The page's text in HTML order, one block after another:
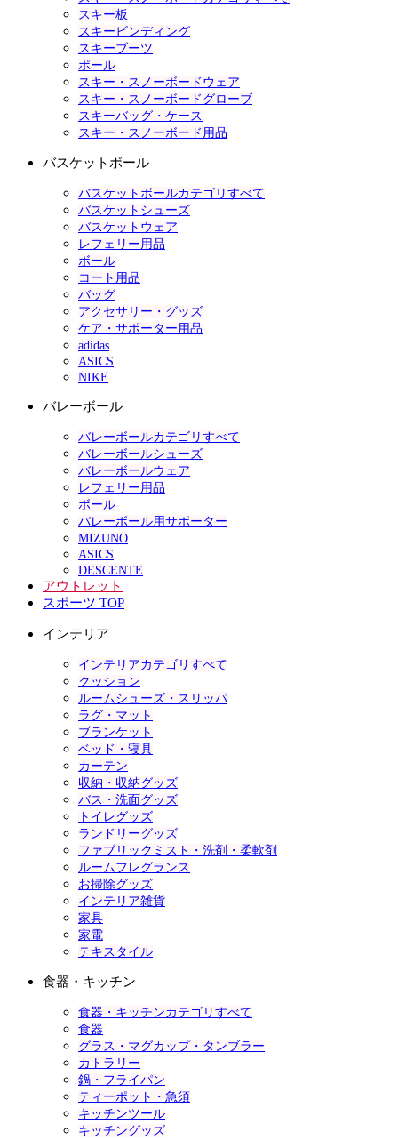
スキー板
スキービンディング
スキーブーツ
ポール
スキー・スノーボードウェア
スキー・スノーボードグローブ
スキーバッグ・ケース
スキー・スノーボード用品
バスケットボール
バスケットボールカテゴリすべて
バスケットシューズ
バスケットウェア
レフェリー用品
ボール
コート用品
バッグ
アクセサリー・グッズ
ケア・サポーター用品
adidas
ASICS
NIKE
バレーボール
バレーボールカテゴリすべて
バレーボールシューズ
バレーボールウェア
レフェリー用品
ボール
バレーボール用サポーター
MIZUNO
ASICS
DESCENTE
アウトレット
スポーツ TOP
インテリア
インテリアカテゴリすべて
クッション
ルームシューズ・スリッパ
ラグ・マット
ブランケット
ベッド・寝具
カーテン
収納・収納グッズ
バス・洗面グッズ
トイレグッズ
ランドリーグッズ
ファブリックミスト・洗剤・柔軟剤
ルームフレグランス
お掃除グッズ
インテリア雑貨
家具
家電
テキスタイル
食器・キッチン
食器・キッチンカテゴリすべて
食器
グラス・マグカップ・タンブラー
カトラリー
鍋・フライパン
ティーポット・急須
キッチンツール
キッチングッズ